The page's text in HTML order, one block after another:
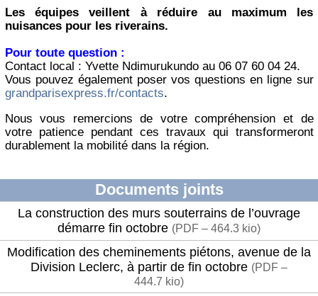
Les équipes veillent à réduire au maximum les
nuisances pour les riverains.
Pour toute question :
Contact local : Yvette Ndimurukundo au 06 07 60 04 24.
Vous pouvez également poser vos questions en ligne sur
grandparisexpress.fr/contacts.
Nous vous remercions de votre compréhension et de
votre patience pendant ces travaux qui transformeront
durablement la mobilité dans la région.
Documents joints
La construction des murs souterrains de l’ouvrage
démarre fin octobre (PDF – 464.3 kio)
Modification des cheminements piétons, avenue de la
Division Leclerc, à partir de fin octobre (PDF –
444.7 kio)